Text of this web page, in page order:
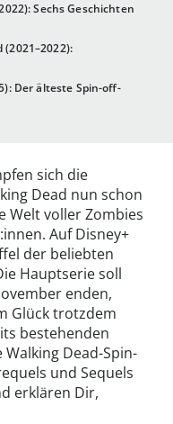
Sechs Geschichten
(2021–2022):
Der älteste Spin-off-
sich die
Dead nun schon
Welt voller Zombies
Auf Disney+
der beliebten
Hauptserie soll
enden,
Glück trotzdem
bestehenden
Dead-Spin-
und Sequels
erklären Dir,